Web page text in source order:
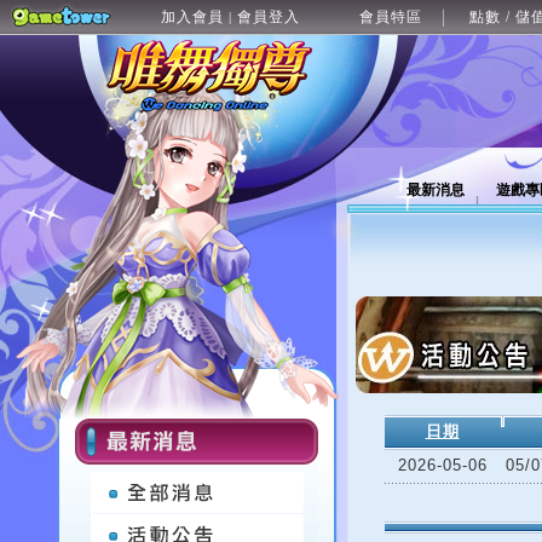
加入會員 | 會員登入 會員特區 點數 / 儲
最新消息 遊戲
日期
2026-05-06
05/